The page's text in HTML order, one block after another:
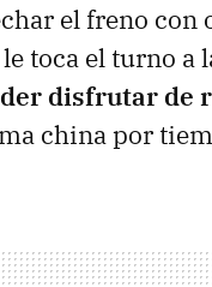
el freno con
toca el turno a
disfrutar de
china por